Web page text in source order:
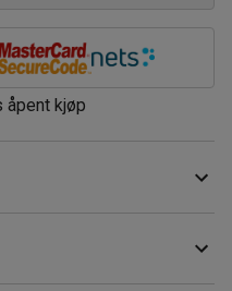
åpent kjøp
eller direkte på